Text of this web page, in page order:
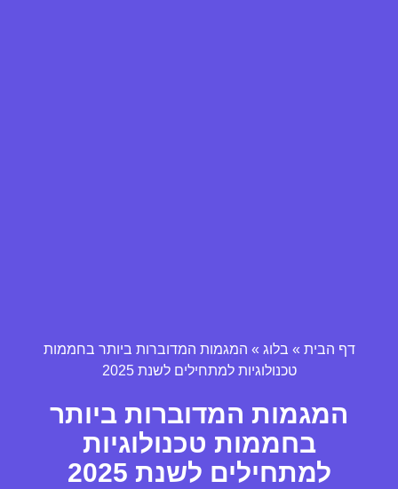
דף הבית » בלוג » המגמות המדוברות ביותר בחממות
טכנולוגיות למתחילים לשנת 2025
המגמות המדוברות ביותר
בחממות טכנולוגיות
למתחילים לשנת 2025